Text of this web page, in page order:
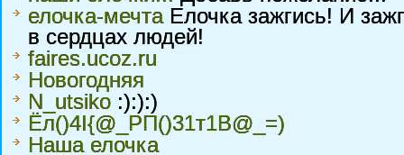
елочка-мечтаЕлочка зажгись! И
в сердцах людей!
faires.ucoz.ru
Новогодняя
N_utsiko :):):)
Ёл()4I{@_PП()31т1В@_=)
Наша елочка